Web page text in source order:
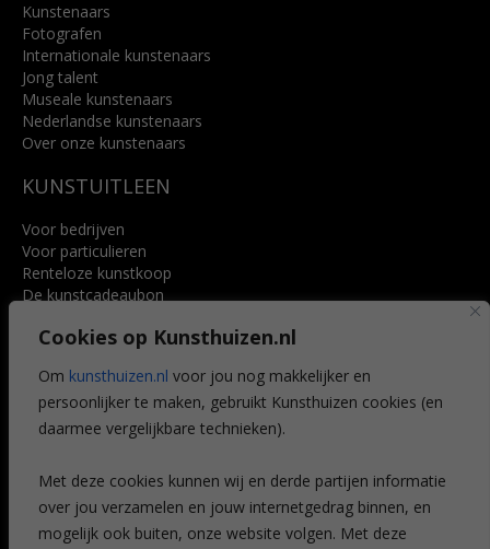
Cookies op Kunsthuizen.nl
Om kunsthuizen.nl voor jou nog makkelijker en
persoonlijker te maken, gebruikt Kunsthuizen cookies (en
daarmee vergelijkbare technieken).
Met deze cookies kunnen wij en derde partijen informatie
over jou verzamelen en jouw internetgedrag binnen, en
mogelijk ook buiten, onze website volgen. Met deze
Kunstenaars
Fotografen
Internationale kunstenaars
Jong talent
Museale kunstenaars
Nederlandse kunstenaars
Over onze kunstenaars
KUNSTUITLEEN
Voor bedrijven
Voor particulieren
Renteloze kunstkoop
De kunstcadeaubon
Voordelen
Veelgestelde vragen
CONTACT
Leiden
Amsterdam
Breda